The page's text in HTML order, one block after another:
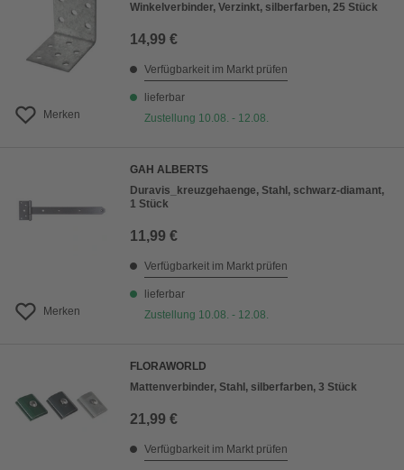
Merken
Winkelverbinder, Verzinkt, silberfarben, 25 Stück
14,99 €
Verfügbarkeit im Markt prüfen
lieferbar
Zustellung 10.08. - 12.08.
Merken
GAH ALBERTS
Duravis_kreuzgehaenge, Stahl, schwarz-diamant,
1 Stück
11,99 €
Verfügbarkeit im Markt prüfen
lieferbar
Zustellung 10.08. - 12.08.
FLORAWORLD
Mattenverbinder, Stahl, silberfarben, 3 Stück
21,99 €
Verfügbarkeit im Markt prüfen